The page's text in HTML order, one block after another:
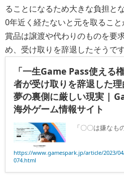
ることになるため大きな負担と
0年近く経たないと元を取るこ
賞品は譲渡や代わりのものを要
め、受け取りを辞退したそうです
「一生Game Pass使える
者が受け取りを辞退した
夢の裏側に厳しい現実 |
海外ゲーム情報サイト
「〇〇は嫌なも
https://www.gamespark.jp/article/2023/
074.html